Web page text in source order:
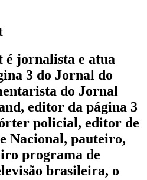
jornalista e atua
3 do Jornal do
do Jornal
editor da página 3
policial, editor de
Nacional, pauteiro,
programa de
brasileira, o